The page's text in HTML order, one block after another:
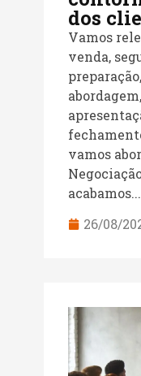
dos
Vamos
venda,
vamos
acabamos...
26/08/